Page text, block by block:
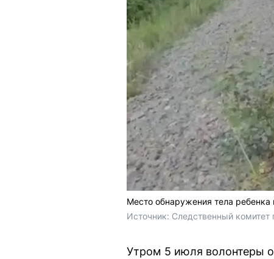
Место обнаружения тела ребенка
Источник: Следственный
Утром 5 июля волонтеры